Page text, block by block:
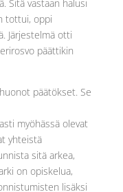
Sitä vastaan halusi
tottui, oppi
Järjestelmä otti
päättikin
päätökset. Se
myöhässä olevat
yhteistä
sitä arkea,
on opiskelua,
lisäksi